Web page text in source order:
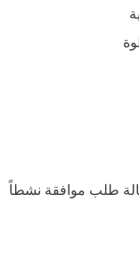
طلب موافقة نشطاً